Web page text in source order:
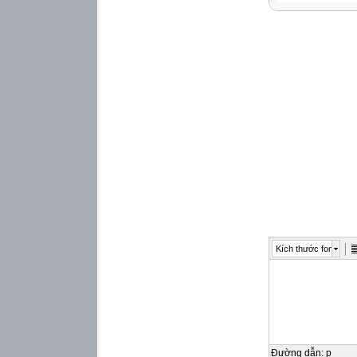
Bài giải:
tiết kiệm được
Kích thước font
Đường dẫn: p